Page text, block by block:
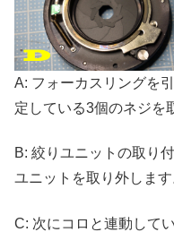
A: フォーカスリングを
定している3個のネジを
B: 絞りユニットの取り
ユニットを取り外します
C: 次にコロと連動して